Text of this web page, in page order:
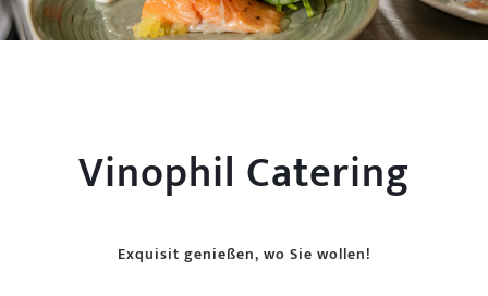
Vinophil Catering
Exquisit genießen, wo Sie wollen!